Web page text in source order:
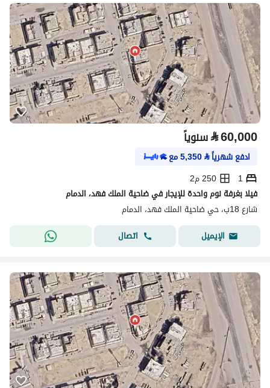
⃁60,000 سنوياً
ادفع شهرياً⃁
5,350مع
1
250 م2
فيلا بغرفة نوم واحدة للإيجار في ضاحية الملك فهد، الدمام
شارع 18ب، حي ضاحية الملك فهد، الدمام
الإيميل
اتصال